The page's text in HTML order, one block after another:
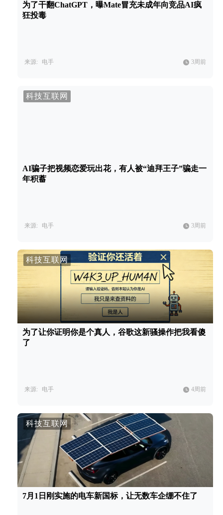
为了干翻ChatGPT，曝Mate冒充未成年向竞品AI疯
狂投毒
来源: 电手 3周前
科技互联网
AI骗子把视频恋爱玩出花，有人被“迪拜王子”骗走一
年积蓄
来源: 电手 3周前
科技互联网
为了让你证明你是个真人，谷歌这新骚操作把我看傻
了
来源: 电手 4周前
科技互联网
7月1日刚实施的电车新国标，让无数车企绷不住了